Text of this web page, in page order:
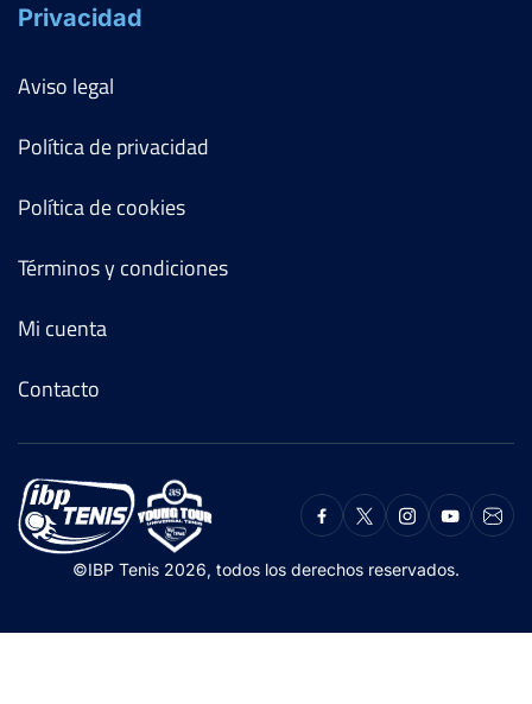
Privacidad
Aviso legal
Política de privacidad
Política de cookies
Términos y condiciones
Mi cuenta
Contacto
©IBP Tenis 2026, todos los derechos reservados.